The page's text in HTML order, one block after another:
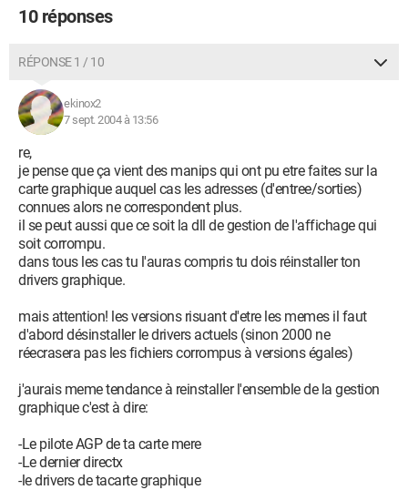
10 réponses
RÉPONSE 1 / 10
ekinox2
7 sept. 2004 à 13:56
re,
je pense que ça vient des manips qui ont pu etre faites sur la
carte graphique auquel cas les adresses (d'entree/sorties)
connues alors ne correspondent plus.
il se peut aussi que ce soit la dll de gestion de l'affichage qui
soit corrompu.
dans tous les cas tu l'auras compris tu dois réinstaller ton
drivers graphique.
mais attention! les versions risuant d'etre les memes il faut
d'abord désinstaller le drivers actuels (sinon 2000 ne
réecrasera pas les fichiers corrompus à versions égales)
j'aurais meme tendance à reinstaller l'ensemble de la gestion
graphique c'est à dire:
-Le pilote AGP de ta carte mere
-Le dernier directx
-le drivers de tacarte graphique